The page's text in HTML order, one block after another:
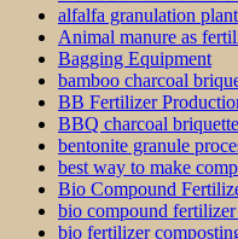
alfalfa granulation plant
Animal manure as
Bagging Equipment
bamboo charcoal
BB Fertilizer
BBQ charcoal
bentonite granule
best way to make
Bio Compound
bio compound
bio fertilizer